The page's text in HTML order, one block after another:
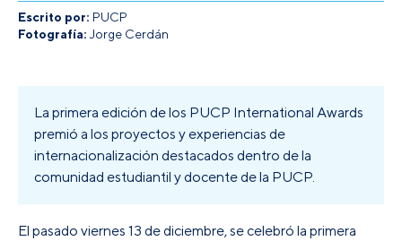
Escrito por: PUCP
Fotografía: Jorge Cerdán
La primera edición de los PUCP International Awards
premió a los proyectos y experiencias de
internacionalización destacados dentro de la
comunidad estudiantil y docente de la PUCP.
El pasado viernes 13 de diciembre, se celebró la primera